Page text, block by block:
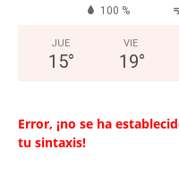
100 %
JUE
15°
VIE
19°
Error, ¡no se ha
tu sintaxis!